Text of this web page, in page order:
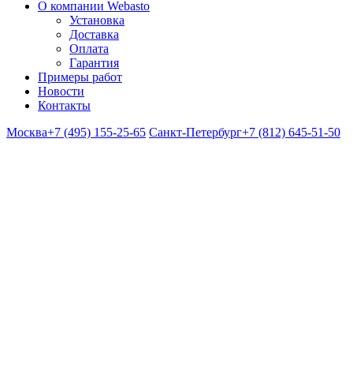
О компании Webasto
Установка
Доставка
Оплата
Гарантия
Примеры работ
Новости
Контакты
Москва+7 (495) 155-25-65 Санкт-Петербург+7 (812) 645-51-50